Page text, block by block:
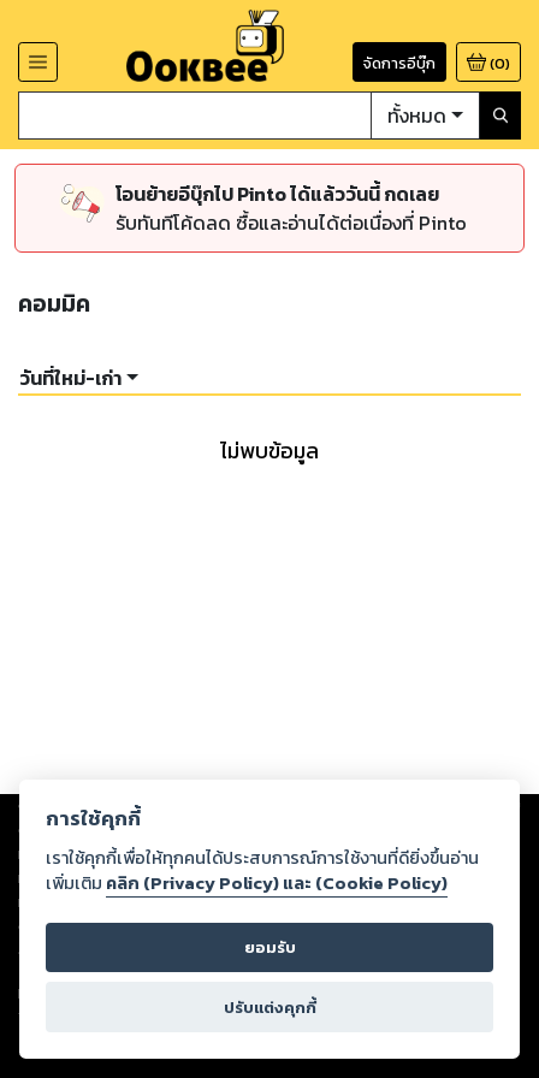
จัดการอีบุ๊ก (0)
ทั้งหมด
โอนย้ายอีบุ๊กไป Pinto ได้แล้ววันนี้ กดเลย
รับทันทีโค้ดลด ซื้อและอ่านได้ต่อเนื่องที่ Pinto
คอมมิค
วันที่ใหม่-เก่า
ไม่พบข้อมูล
Copyright © 2026
ต่อผลงานหรือเนื้อหาใดที่อัปโหลดผ่านเว็บไซต์และปรากฏว่าละเมิดสิทธิใน
ทรัพย์สินทางปัญญาของบุคคลอื่นหรือขัดต่อกฎหมายและศีลธรรม ดังนั้น ผู้อ่าน
ทุกท่านโปรดใช้วิจารณญาณในการกลั่นกรองด้วยตนเอง และหากท่านพบว่าส่วน
หนึ่งส่วนใดขัดต่อกฎหมายและศีลธรรม กรุณาแจ้งมายังบริษัท เพื่อทีมงานจะได้
ดำเนินการในทันที ทั้งนี้ ทางสตอรี่ล็อกขอสงวนลิขสิทธิ์ตามพระราชบัญญัติ
ลิขสิทธิ์ พ.ศ. 2537 (ฉบับล่าสุด)
For support: member@ookbee.com
Version
การใช้คุกกี้
เราใช้คุกกี้เพื่อให้ทุกคนได้ประสบการณ์การใช้งานที่ดียิ่งขึ้นอ่าน
เพิ่มเติม คลิก (Privacy Policy) และ (Cookie Policy)
ยอมรับ
ปรับแต่งคุกกี้